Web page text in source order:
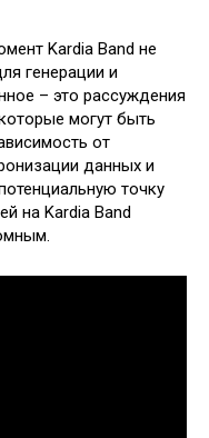
Kardia Band не
генерации и
– это рассуждения
могут быть
от
данных и
точку
на Kardia Band